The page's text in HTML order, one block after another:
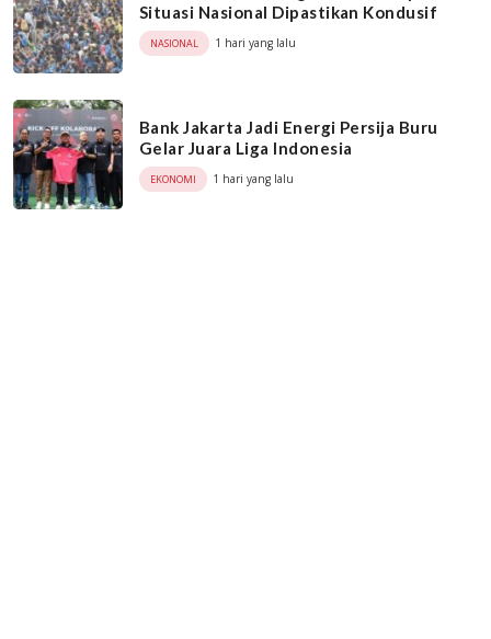
Situasi Nasional Dipastikan Kondusif
NASIONAL 1 hari yang lalu
Bank Jakarta Jadi Energi Persija Buru
Gelar Juara Liga Indonesia
EKONOMI 1 hari yang lalu